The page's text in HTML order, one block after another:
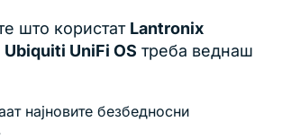
што користат Lantronix
Ubiquiti UniFi OS треба веднаш
најновите безбедносни